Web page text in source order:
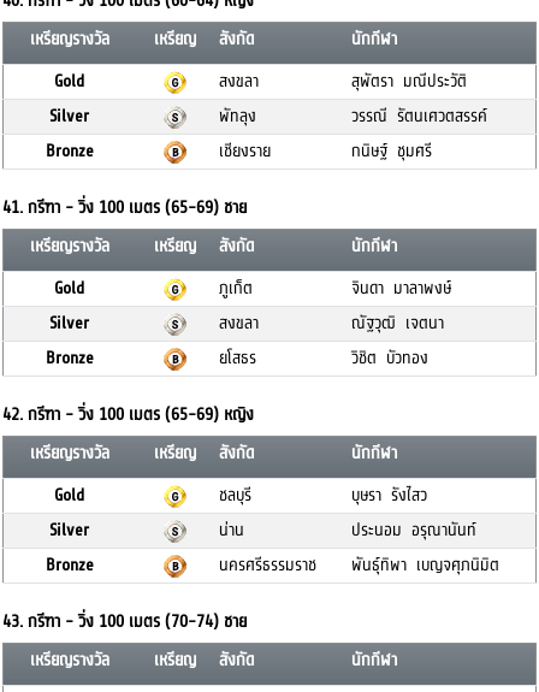
เหรียญรางวัล
เหรียญ สังกัด
นักกีฬา
Gold
สงขลา
สุพัตรา มณีประวัติ
Silver
พัทลุง
วรรณี รัตนเศวตสรรค์
Bronze
เชียงราย กนิษฐ์ ชุมศรี
41. กรีฑา - วิ่ง 100 เมตร (65-69) ชาย
เหรียญรางวัล
เหรียญ สังกัด
นักกีฬา
Gold
ภูเก็ต
จินดา มาลาพงษ์
Silver
สงขลา
ณัฐวุฒิ เจตนา
Bronze
ยโสธร วิชิต บัวทอง
42. กรีฑา - วิ่ง 100 เมตร (65-69) หญิง
เหรียญรางวัล
เหรียญ สังกัด
นักกีฬา
Gold
ชลบุรี
บุษรา รังไสว
Silver
น่าน
ประนอม อรุณานันท์
Bronze
นครศรีธรรมราช พันธุ์ทิพา เบญจศุภนิมิต
43. กรีฑา - วิ่ง 100 เมตร (70-74) ชาย
เหรียญรางวัล
เหรียญ สังกัด
นักกีฬา